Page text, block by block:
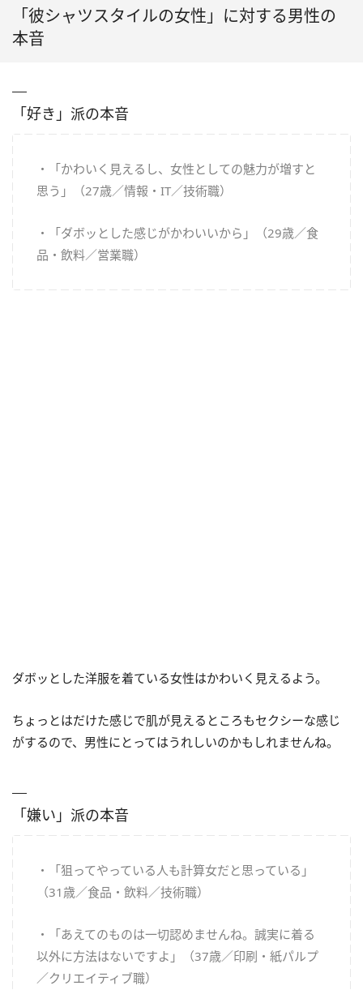
「彼シャツスタイルの女性」に対する男性の
本音
「好き」派の本音
・「かわいく見えるし、女性としての魅力が増すと
思う」（27歳／情報・IT／技術職）
・「ダボッとした感じがかわいいから」（29歳／食
品・飲料／営業職）
ダボッとした洋服を着ている女性はかわいく見えるよう。
ちょっとはだけた感じで肌が見えるところもセクシーな感じ
がするので、男性にとってはうれしいのかもしれませんね。
「嫌い」派の本音
・「狙ってやっている人も計算女だと思っている」
（31歳／食品・飲料／技術職）
・「あえてのものは一切認めませんね。誠実に着る
以外に方法はないですよ」（37歳／印刷・紙パルプ
／クリエイティブ職）